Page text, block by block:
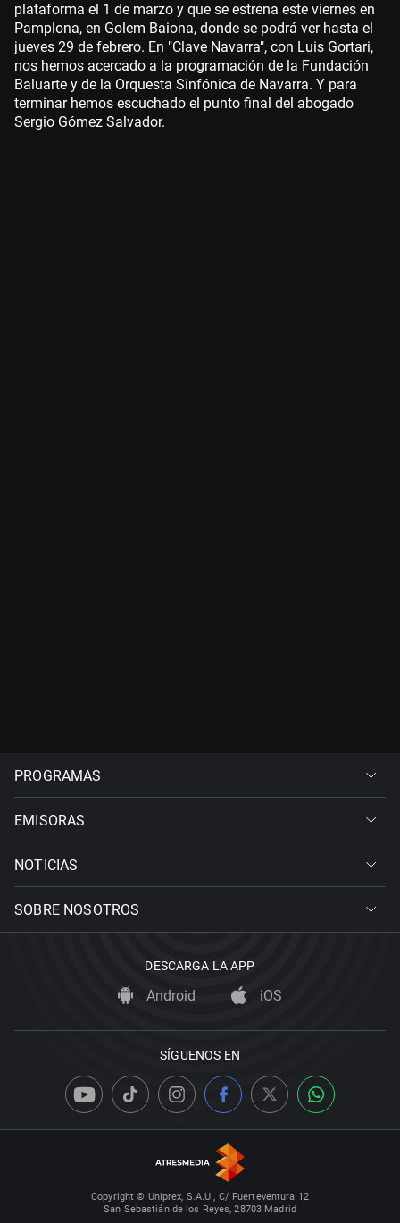
plataforma el 1 de marzo y que se estrena este viernes en
Pamplona, en Golem Baiona, donde se podrá ver hasta el
jueves 29 de febrero. En "Clave Navarra", con Luis Gortari,
nos hemos acercado a la programación de la Fundación
Baluarte y de la Orquesta Sinfónica de Navarra. Y para
terminar hemos escuchado el punto final del abogado
Sergio Gómez Salvador.
PROGRAMAS
EMISORAS
NOTICIAS
SOBRE NOSOTROS
DESCARGA LA APP
Android iOS
SÍGUENOS EN
Copyright © Uniprex, S.A.U., C/ Fuerteventura 12
San Sebastián de los Reyes, 28703 Madrid